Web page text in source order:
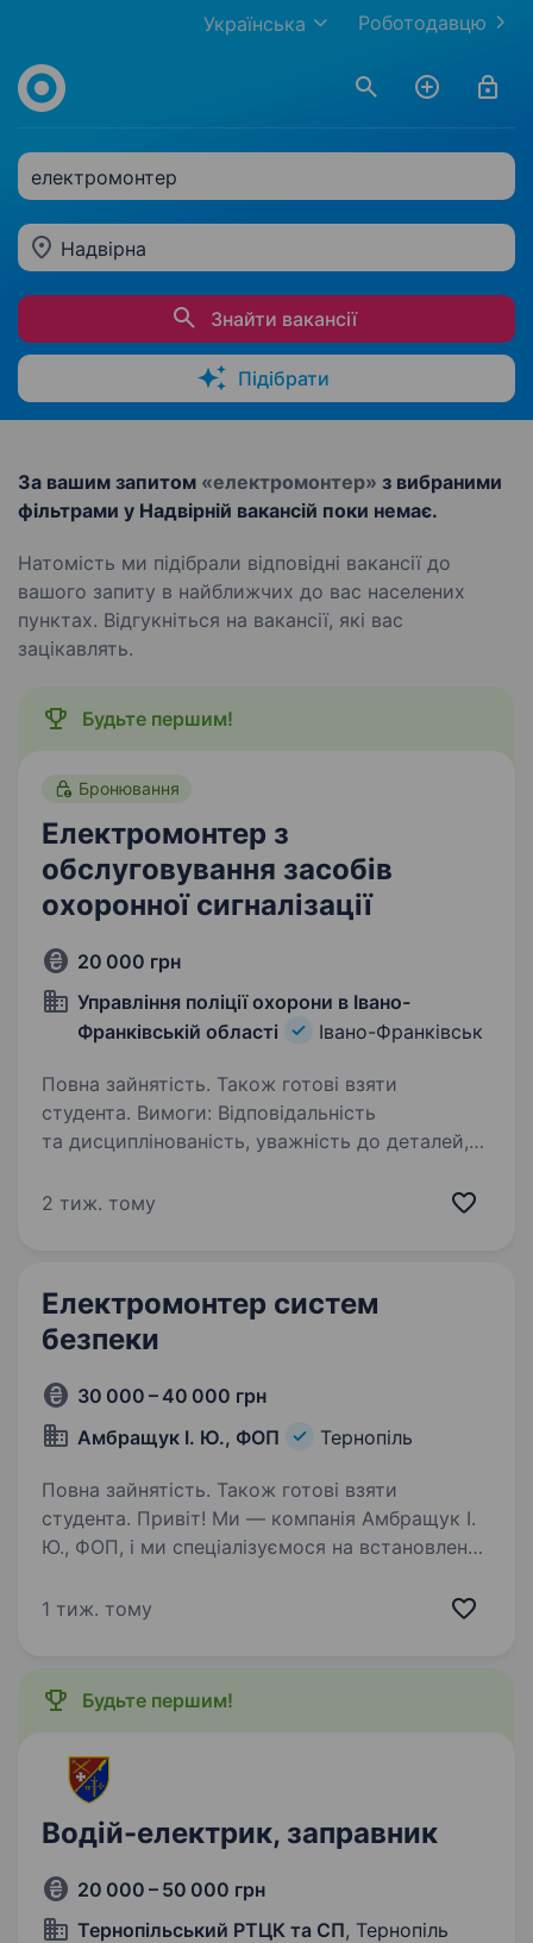
Роботодавцю
Українська
електромонтер
Надвірна
Знайти вакансії
Підібрати
За вашим запитом «електромонтер» з вибраними
фільтрами у Надвірній вакансій поки немає.
Натомість ми підібрали відповідні вакансії до
вашого запиту в найближчих до вас населених
пунктах. Відгукніться на вакансії, які вас
зацікавлять.
Будьте першим!
Бронювання
Електромонтер з
обслуговування засобів
охоронної сигналізації
20 000 грн
Управління поліції охорони в Івано-
Франківській області
Івано-Франківськ
Повна зайнятість. Також готові взяти
студента. Вимоги: Відповідальність
та дисциплінованість, уважність до деталей,
безпеки Умови роботи: графік робота пн-пт.,
2 тиж. тому
Електромонтер систем
безпеки
30 000 – 40 000 грн
Амбращук І. Ю., ФОП
Тернопіль
Повна зайнятість. Також готові взяти
студента. Привіт! Ми — компанія Амбращук І.
Ю., ФОП, і ми спеціалізуємося на встановленні
відеоспостереження, охоронної сигналізації,
1 тиж. тому
Будьте першим!
Водій-електрик, заправник
20 000 – 50 000 грн
Тернопільський РТЦК та СП, Тернопіль